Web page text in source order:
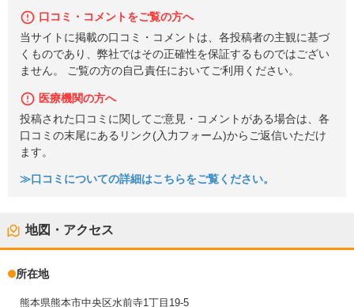
口コミ・コメントをご覧の方へ
当サイトに掲載の口コミ・コメントは、各投稿者の主観に基づ
くものであり、弊社ではその正確性を保証するものではござい
ません。 ご覧の方の自己責任においてご利用ください。
医療機関の方へ
投稿された口コミに関してご意見・コメントがある場合は、各
口コミの末尾にあるリンク(入力フォーム)からご返信いただけ
ます。
≫口コミについての詳細はこちらをご覧ください。
地図・アクセス
所在地
熊本県熊本市中央区水前寺1丁目19-5